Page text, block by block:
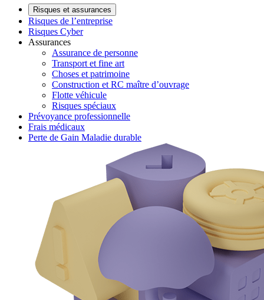
Risques et assurances
Risques de l’entreprise
Risques Cyber
Assurances
Assurance de personne
Transport et fine art
Choses et patrimoine
Construction et RC maître d’ouvrage
Flotte véhicule
Risques spéciaux
Prévoyance professionnelle
Frais médicaux
Perte de Gain Maladie durable